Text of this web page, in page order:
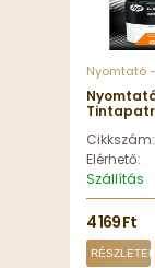
Nyomtató
1VV21AE
Cikkszám:
Elérhető:
Szállítás
4 169 Ft
RÉSZLETEK